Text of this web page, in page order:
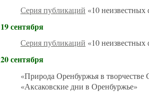
Серия публикаций «10
19 сентября
Серия публикаций «10
20 сентября
«Природа Оренбуржья в творчестве
«Аксаковские дни в Оренбуржье»